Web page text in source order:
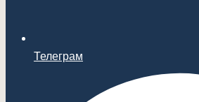
Телеграм